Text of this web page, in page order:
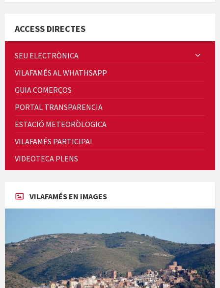
Quintà Culroja
Cicle de Cine i Dones rurals
Concerts al Museu
Concerts al Museu
ACCESS DIRECTES
SEU ELECTRÒNICA
VILAFAMÉS AL WHATHSAPP
GUIA COMERÇOS
PORTAL TRANSPARENCIA
ESTACIÓ METEORÒLOGICA
VILAFAMÉS PARTICIPA!
VIDEOTECA PLENS
VILAFAMÉS EN IMAGES